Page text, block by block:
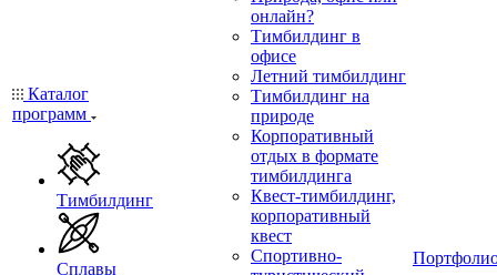
Каталог
программ
Тимбилдинг
Сплавы
онлайн?
Тимбилдинг в
офисе
Летний тимбилдинг
Тимбилдинг на
природе
Корпоративный
отдых в формате
тимбилдинга
Квест-тимбилдинг,
корпоративный
квест
Спортивно-